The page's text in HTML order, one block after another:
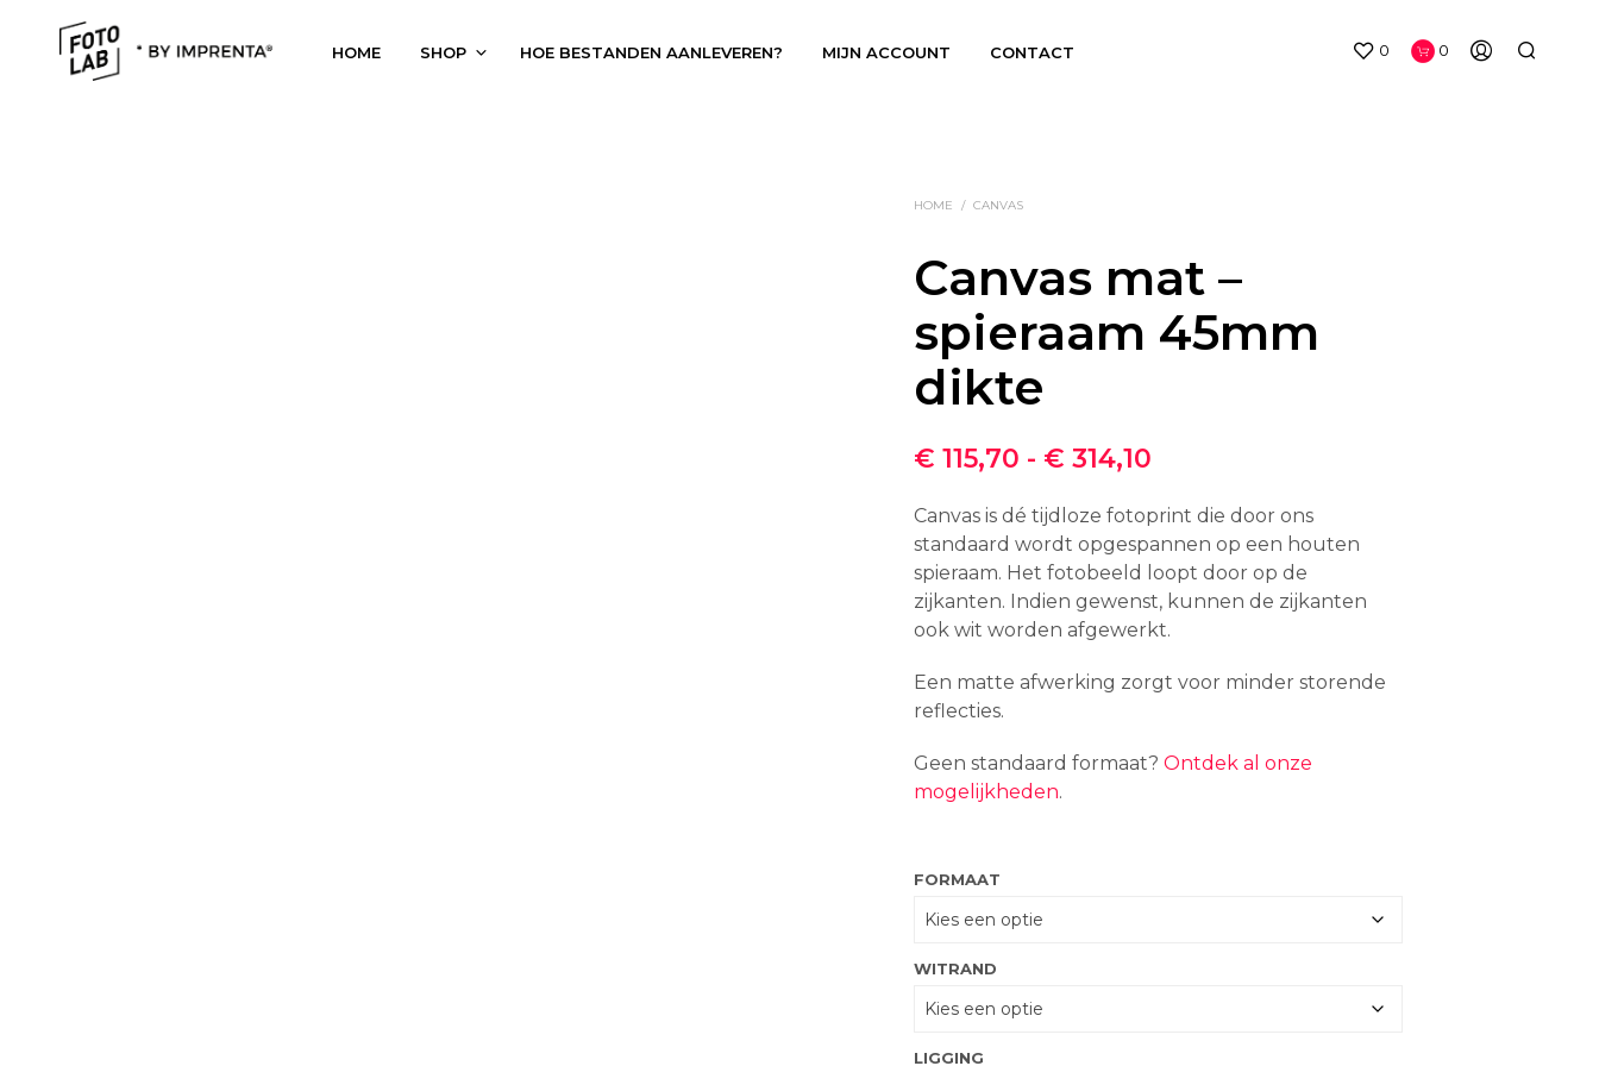
HOME SHOP HOE BESTANDEN AANLEVEREN? MIJN ACCOUNT CONTACT 0 0
HOME / CANVAS
Canvas mat –
spieraam 45mm
dikte
€ 115,70 - € 314,10
tot
€ 314,10
Canvas is dé tijdloze fotoprint die door ons
standaard wordt opgespannen op een houten
spieraam. Het fotobeeld loopt door op de
zijkanten. Indien gewenst, kunnen de zijkanten
ook wit worden afgewerkt.
Een matte afwerking zorgt voor minder storende
reflecties.
Geen standaard formaat?Ontdek al onze
mogelijkheden.
FORMAAT
WITRAND
LIGGING